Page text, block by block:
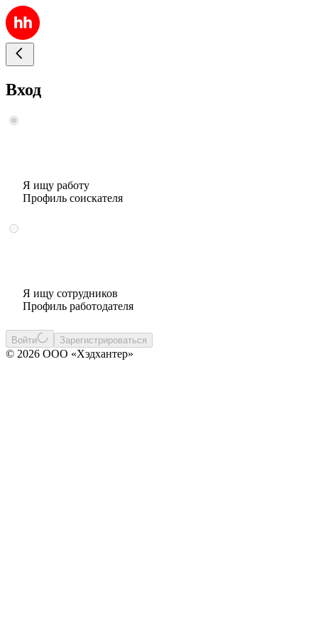
Вход
Я ищу работу
Профиль соискателя
Я ищу сотрудников
Профиль работодателя
Войти Зарегистрироваться
© 2026 ООО «Хэдхантер»